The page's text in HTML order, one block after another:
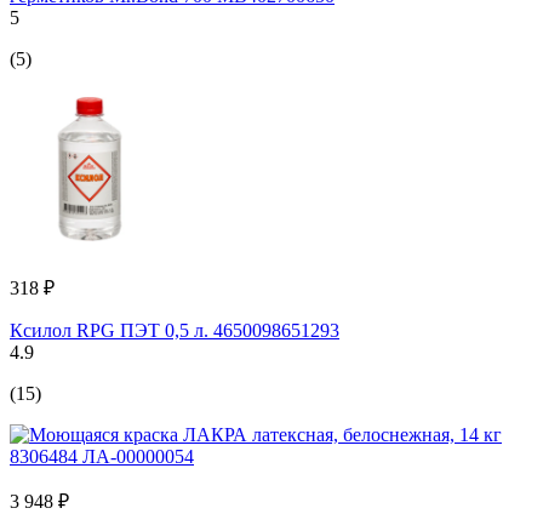
5
(5)
318 ₽
Ксилол RPG ПЭТ 0,5 л. 4650098651293
4.9
(15)
3 948 ₽